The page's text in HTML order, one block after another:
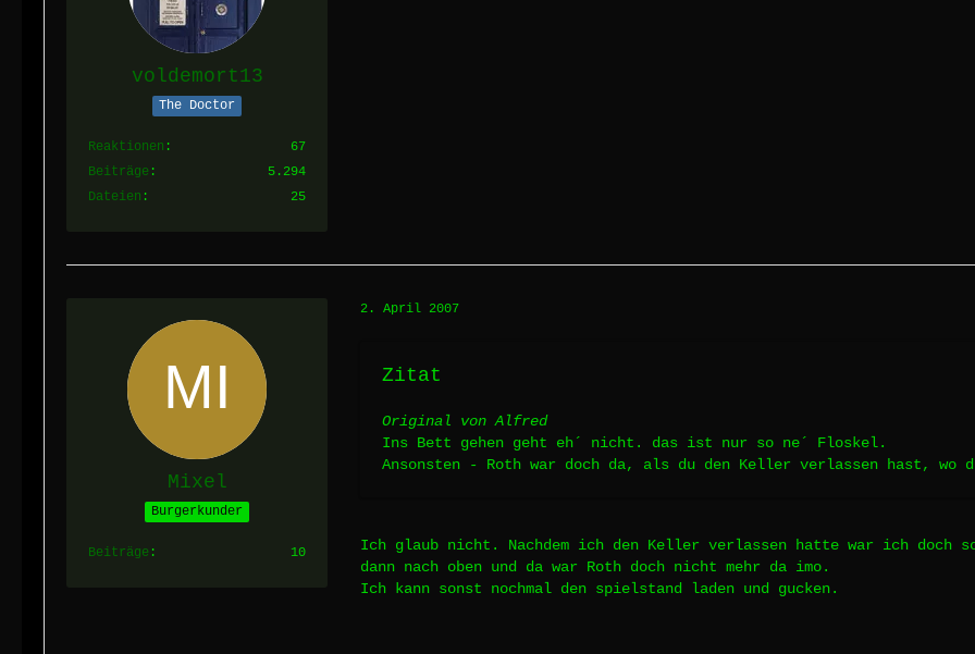
voldemort13
The Doctor
Reaktionen
67
Beiträge
5.294
Dateien
25
Mixel
Burgerkunder
Beiträge 10
2. April 2007
Zitat
Original von Alfred
Ins Bett gehen geht eh´ nicht. das ist nur so ne´ Floskel.
Ansonsten - Roth war doch da, als du den Keller verlassen hast, wo
Ich glaub nicht. Nachdem ich den Keller verlassen hatte war ich doch
dann nach oben und da war Roth doch nicht mehr da imo.
Ich kann sonst nochmal den spielstand laden und gucken.